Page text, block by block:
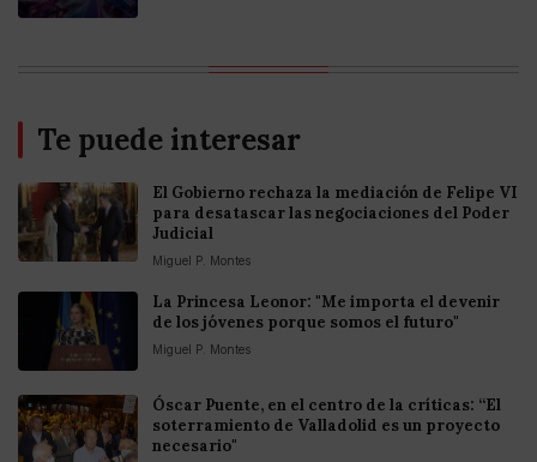
Te puede interesar
El Gobierno rechaza la mediación de Felipe VI
para desatascar las negociaciones del Poder
Judicial
Miguel P. Montes
La Princesa Leonor: "Me importa el devenir
de los jóvenes porque somos el futuro"
Miguel P. Montes
Óscar Puente, en el centro de la críticas: “El
soterramiento de Valladolid es un proyecto
necesario"